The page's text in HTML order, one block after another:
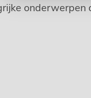
onderwerpen